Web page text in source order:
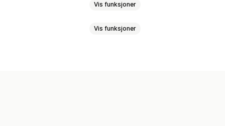
Vis funksjoner
Vis funksjoner